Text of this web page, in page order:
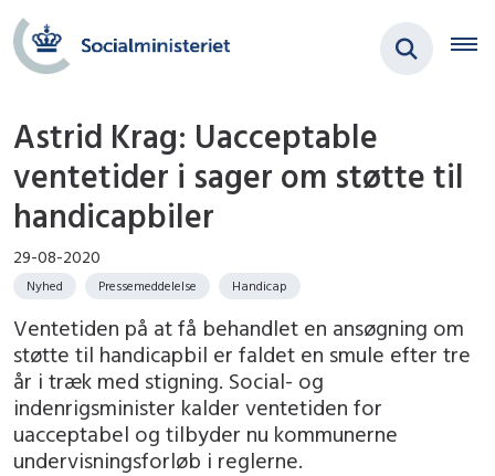
Astrid Krag: Uacceptable
ventetider i sager om støtte til
handicapbiler
29-08-2020
Nyhed Pressemeddelelse Handicap
Ventetiden på at få behandlet en ansøgning om
støtte til handicapbil er faldet en smule efter tre
år i træk med stigning. Social- og
indenrigsminister kalder ventetiden for
uacceptabel og tilbyder nu kommunerne
undervisningsforløb i reglerne.